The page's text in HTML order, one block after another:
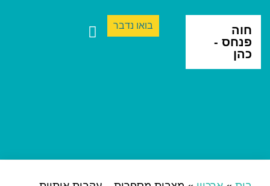
חוה
פנחס -
כהן
בואו נדבר